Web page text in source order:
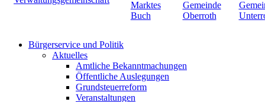
Bürgerservice und Politik
Aktuelles
Amtliche Bekanntmachungen
Öffentliche Auslegungen
Grundsteuerreform
Veranstaltungen